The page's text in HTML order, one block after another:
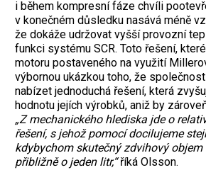
i během kompresní fáze chvíli
v konečném důsledku nasává méně
že dokáže udržovat vyšší provozní
funkci systému SCR. Toto řešení,
motoru postaveného na využití
výbornou ukázkou toho, že
nabízet jednoduchá řešení, která
hodnotu jejích výrobků, aniž by
„Z mechanického hlediska jde o
řešení, s jehož pomocí docilujeme
kdybychom skutečný zdvihový
přibližně o jeden litr,“říká Olsson.